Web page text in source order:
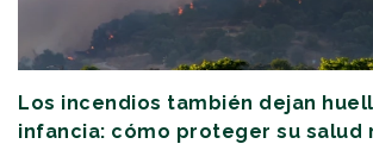
Los incendios también dejan
infancia: cómo proteger su salud